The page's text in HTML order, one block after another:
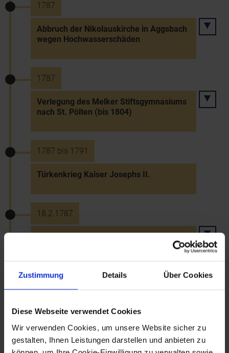
Zustimmung Details Über Cookies
Diese Webseite verwendet Cookies
Wir verwenden Cookies, um unsere Website sicher zu
gestalten, Ihnen Leistungen darstellen und anbieten zu
1787
Abbruch der Nikolauskirche in Aggsbach
wegen Hochwasserschäden
1787
Verlegung des Melker Stiftsgymnasiums
nach St. Pölten (bis 1804)
1787 bis 1791
Türkenkrieg Kaiser Josephs II.
18.2.1787
Schaffung von Eichämtern in den
Gewichte (Zimentierungsämter)